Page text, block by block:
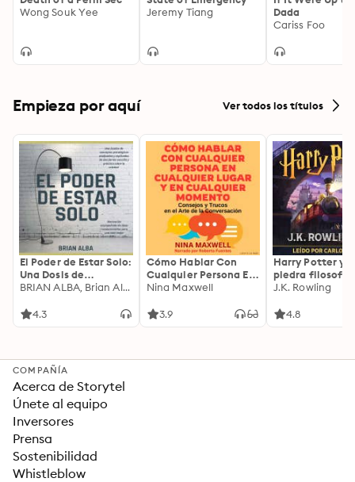
Wong Souk Yee
Jeremy Tiang
Dada
Cariss Foo
Empieza por aquí Ver todos los títulos
El Poder de Estar Solo:
Una Dosis de
Motivación
Ideas Revolucionarias
BRIAN ALBA, Brian Alba
4.3
Cómo Hablar Con
Cualquier Persona En
Cualquier Lugar Y En
Nina Maxwell
3.9
Harry Potter y
piedra filosofal
J.K. Rowling
4.8
COMPAÑÍA
Acerca de Storytel
Únete al equipo
Inversores
Prensa
Sostenibilidad
Whistleblow